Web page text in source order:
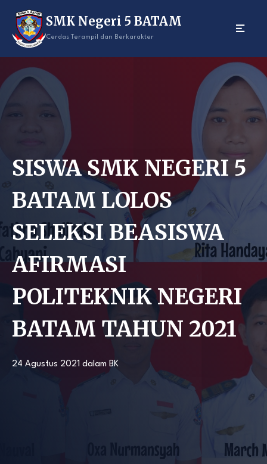
content
SMK Negeri 5 BATAM
Cerdas Terampil dan Berkarakter
SISWA SMK NEGERI 5
BATAM LOLOS
SELEKSI BEASISWA
AFIRMASI
POLITEKNIK NEGERI
BATAM TAHUN 2021
24 Agustus 2021 dalam BK